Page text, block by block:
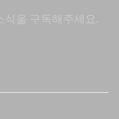
식을 구독해주세요.